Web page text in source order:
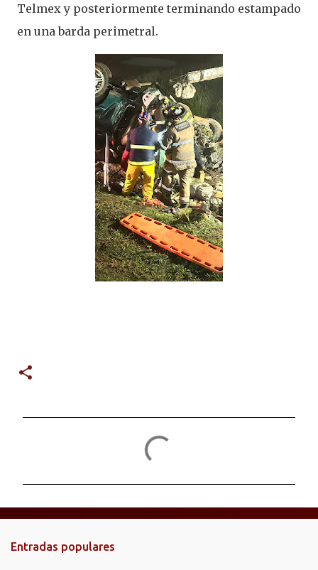
Telmex y posteriormente terminando estampado
en una barda perimetral.
n
t
Entradas populares